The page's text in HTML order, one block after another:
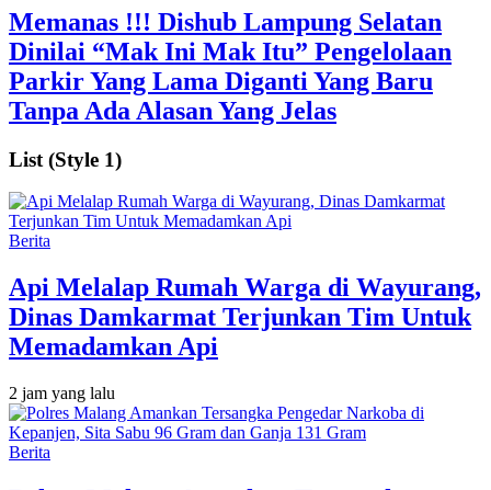
Memanas !!! Dishub Lampung Selatan
Dinilai “Mak Ini Mak Itu” Pengelolaan
Parkir Yang Lama Diganti Yang Baru
Tanpa Ada Alasan Yang Jelas
List (Style 1)
Berita
Api Melalap Rumah Warga di Wayurang,
Dinas Damkarmat Terjunkan Tim Untuk
Memadamkan Api
2 jam yang lalu
Berita